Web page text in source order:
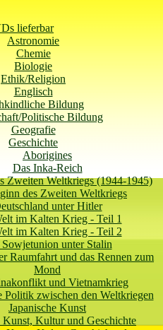
lieferbar
Astronomie
Chemie
Biologie
Ethik/Religion
Englisch
Bildung
Politische Bildung
Geografie
Geschichte
Aborigines
Das Inka-Reich
Zweiten Weltkriegs (1944-1945)
des Zweiten Weltkriegs
unter Hitler
im Kalten Krieg - Teil 1
im Kalten Krieg - Teil 2
unter Stalin
Raumfahrt und das Rennen zum
Mond
und Vietnamkrieg
Politik zwischen den Weltkriegen
Japanische Kunst
Kunst, Kultur und Geschichte